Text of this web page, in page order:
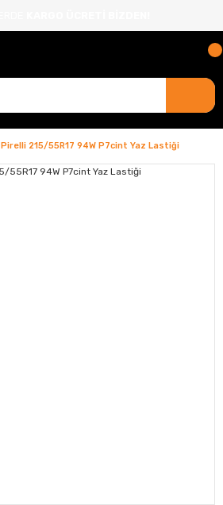
Pirelli 215/55R17 94W P7cint Yaz Lastiği